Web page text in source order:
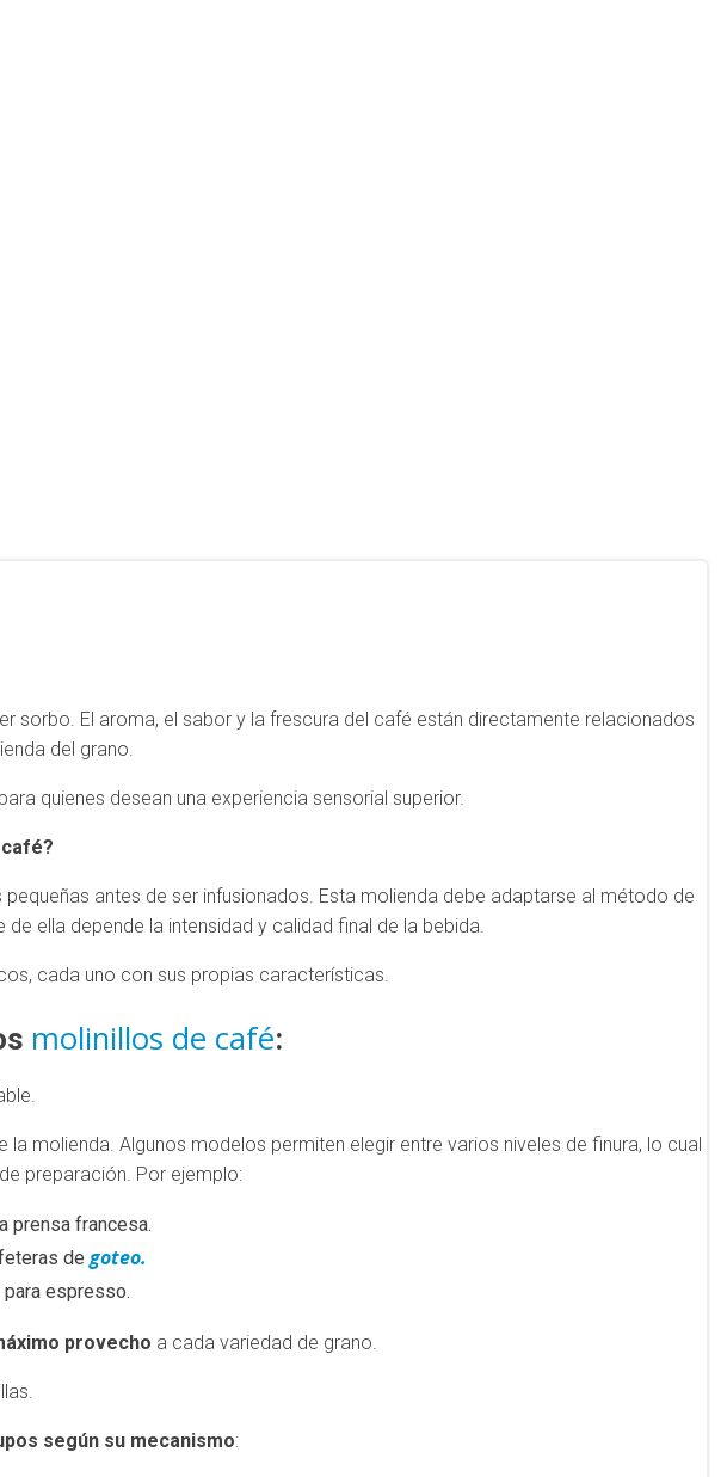
sorbo. El aroma, el sabor y la frescura del café están directamente relacionados
del grano.
quienes desean una experiencia sensorial superior.
antes de ser infusionados. Esta molienda debe adaptarse al método de
ella depende la intensidad y calidad final de la bebida.
cada uno con sus propias características.
molinillos de café:
molienda. Algunos modelos permiten elegir entre varios niveles de finura, lo cual
preparación. Por ejemplo:
prensa francesa.
de goteo.
para espresso.
provecho a cada variedad de grano.
según su mecanismo: